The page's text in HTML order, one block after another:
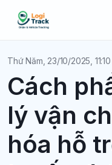
Thứ Năm, 23/10/2025,
Cách
lý vận
hóa hỗ